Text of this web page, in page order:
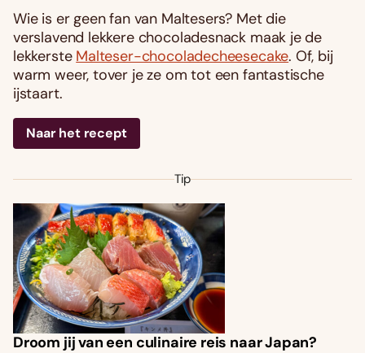
Wie is er geen fan van Maltesers? Met die
verslavend lekkere chocoladesnack maak je de
lekkerste Malteser-chocoladecheesecake. Of, bij
warm weer, tover je ze om tot een fantastische
ijstaart.
Naar het recept
Tip
Droom jij van een culinaire reis naar Japan?